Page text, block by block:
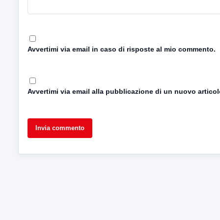
Avvertimi via email in caso di risposte al mio commento.
Avvertimi via email alla pubblicazione di un nuovo